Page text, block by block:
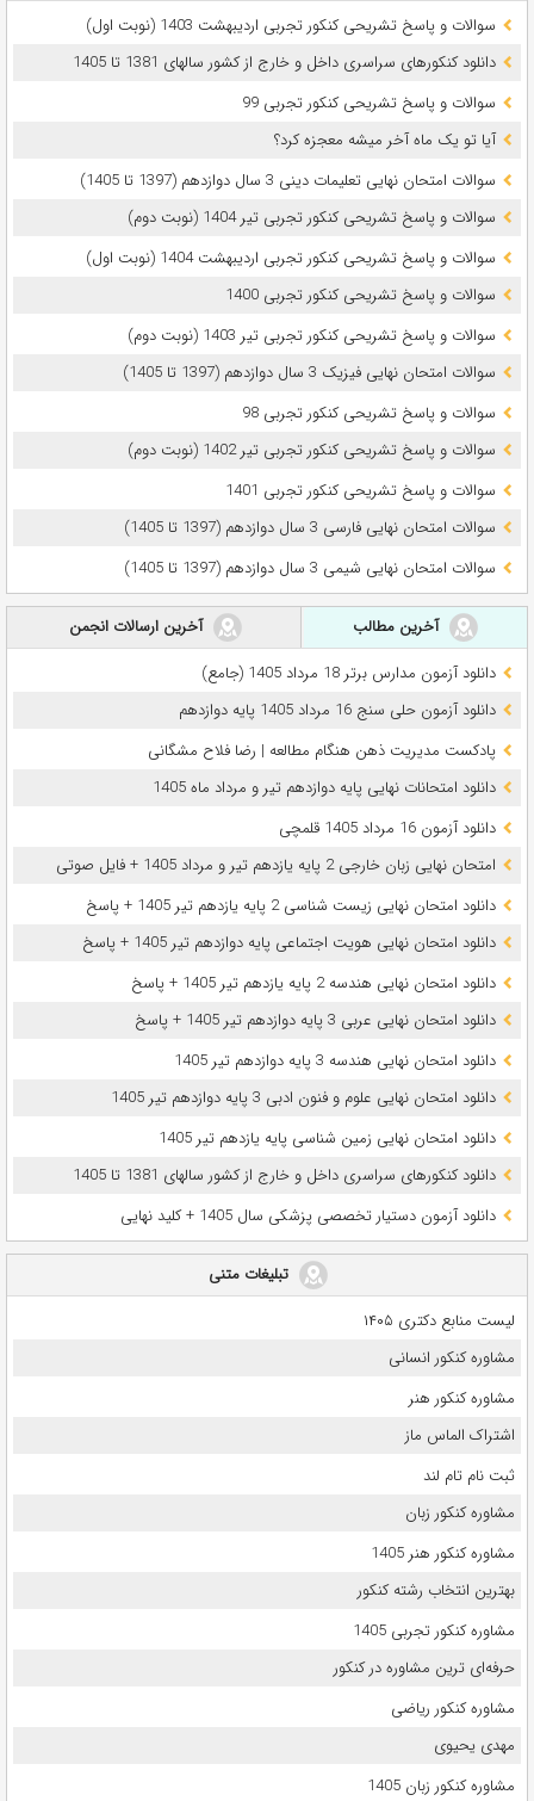
سوالات و پاسخ تشریحی کنکور تجربی اردیبهشت 1403 (نوبت اول)
دانلود کنکورهای سراسری داخل و خارج از کشور سالهای 1381 تا 1405
سوالات و پاسخ تشریحی کنکور تجربی 99
آیا تو یک ماه آخر میشه معجزه کرد؟
سوالات امتحان نهایی تعلیمات دینی 3 سال دوازدهم (1397 تا 1405)
سوالات و پاسخ تشریحی کنکور تجربی تیر 1404 (نوبت دوم)
سوالات و پاسخ تشریحی کنکور تجربی اردیبهشت 1404 (نوبت اول)
سوالات و پاسخ تشریحی کنکور تجربی 1400
سوالات و پاسخ تشریحی کنکور تجربی تیر 1403 (نوبت دوم)
سوالات امتحان نهایی فیزیک 3 سال دوازدهم (1397 تا 1405)
سوالات و پاسخ تشریحی کنکور تجربی 98
سوالات و پاسخ تشریحی کنکور تجربی تیر 1402 (نوبت دوم)
سوالات و پاسخ تشریحی کنکور تجربی 1401
سوالات امتحان نهایی فارسی 3 سال دوازدهم (1397 تا 1405)
سوالات امتحان نهایی شیمی 3 سال دوازدهم (1397 تا 1405)
آخرین مطالب
آخرین ارسالات انجمن
دانلود آزمون مدارس برتر 18 مرداد 1405 (جامع)
دانلود آزمون حلی سنج 16 مرداد 1405 پایه دوازدهم
پادکست مدیریت ذهن هنگام مطالعه | رضا فلاح مشگانی
دانلود امتحانات نهایی پایه دوازدهم تیر و مرداد ماه 1405
دانلود آزمون 16 مرداد 1405 قلمچی
امتحان نهایی زبان خارجی 2 پایه یازدهم تیر و مرداد 1405 + فایل صوتی
دانلود امتحان نهایی زیست شناسی 2 پایه یازدهم تیر 1405 + پاسخ
دانلود امتحان نهایی هویت اجتماعی پایه دوازدهم تیر 1405 + پاسخ
دانلود امتحان نهایی هندسه 2 پایه یازدهم تیر 1405 + پاسخ
دانلود امتحان نهایی عربی 3 پایه دوازدهم تیر 1405 + پاسخ
دانلود امتحان نهایی هندسه 3 پایه دوازدهم تیر 1405
دانلود امتحان نهایی علوم و فنون ادبی 3 پایه دوازدهم تیر 1405
دانلود امتحان نهایی زمین شناسی پایه یازدهم تیر 1405
دانلود کنکورهای سراسری داخل و خارج از کشور سالهای 1381 تا 1405
دانلود آزمون دستیار تخصصی پزشکی سال 1405 + کلید نهایی
تبلیغات متنی
لیست منابع دکتری ۱۴۰۵
مشاوره کنکور انسانی
مشاوره کنکور هنر
اشتراک الماس ماز
ثبت نام تام لند
مشاوره کنکور زبان
مشاوره کنکور هنر 1405
بهترین انتخاب رشته کنکور
مشاوره کنکور تجربی 1405
حرفه‌ای ترین مشاوره در کنکور
مشاوره کنکور ریاضی
مهدی یحیوی
مشاوره کنکور زبان 1405